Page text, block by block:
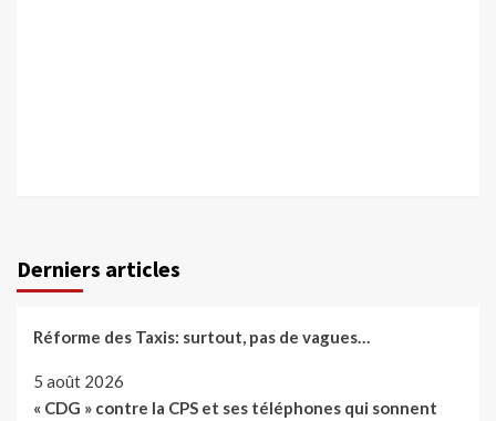
Derniers articles
Réforme des Taxis: surtout, pas de vagues…
5 août 2026
« CDG » contre la CPS et ses téléphones qui sonnent